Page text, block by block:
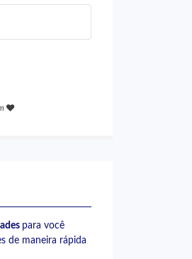
para você
de maneira rápida